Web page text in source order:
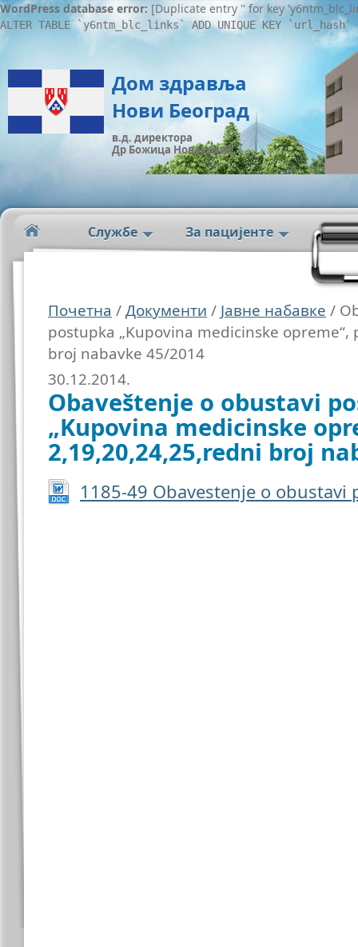
WordPress database error: [Duplicate entry '' for key
ALTER TABLE `y6ntm_blc_links` ADD UNIQUE KEY
Дом здравља
Нови Београд
в.д. директора
Др Божица Новаковић
Службе За пацијенте
Почетна /Документи / Јавне набавке /
postupka „Kupovina medicinske
broj nabavke 45/2014
30.12.2014.
Obaveštenje o obustavi
„Kupovina medicinske
2,19,20,24,25,redni broj
1185-49 Obavestenje o obustavi